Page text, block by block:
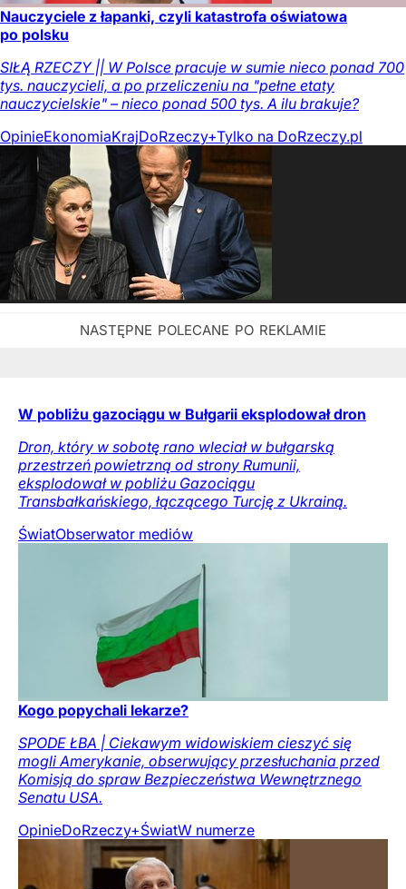
Nauczyciele z łapanki, czyli katastrofa oświatowa
po polsku
SIŁĄ RZECZY || W Polsce pracuje w sumie nieco ponad 700
tys. nauczycieli, a po przeliczeniu na "pełne etaty
nauczycielskie" – nieco ponad 500 tys. A ilu brakuje?
OpinieEkonomiaKrajDoRzeczy+Tylko na DoRzeczy.pl
W pobliżu gazociągu w Bułgarii eksplodował dron
Dron, który w sobotę rano wleciał w bułgarską
przestrzeń powietrzną od strony Rumunii,
eksplodował w pobliżu Gazociągu
Transbałkańskiego, łączącego Turcję z Ukrainą.
ŚwiatObserwator mediów
Kogo popychali lekarze?
SPODE ŁBA | Ciekawym widowiskiem cieszyć się
mogli Amerykanie, obserwujący przesłuchania przed
Komisją do spraw Bezpieczeństwa Wewnętrznego
Senatu USA.
OpinieDoRzeczy+ŚwiatW numerze